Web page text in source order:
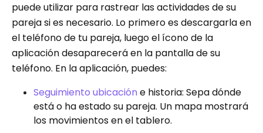
puede utilizar para rastrear las actividades de su
pareja si es necesario. Lo primero es descargarla en
el teléfono de tu pareja, luego el ícono de la
aplicación desaparecerá en la pantalla de su
teléfono. En la aplicación, puedes:
Seguimiento ubicación e historia: Sepa dónde
está o ha estado su pareja. Un mapa mostrará
los movimientos en el tablero.